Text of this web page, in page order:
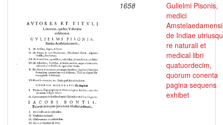
1658
Gulielmi Pisonis,
medici
de Indiae
re naturali et
medical libri
quatuordecim,
quorum conenta
pagina sequens
exhibet